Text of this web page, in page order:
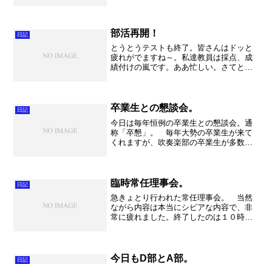
～。でもけじめをつけて、...
日記 部活再開！
とうとうテストも終了。皆さんはドッと
疲れがでますね～。私達教員は採点、成
績付けの嵐です。ああ忙しい。さてとう
入生を迎えての怒涛の日々。...
日記 卒業生との懇談会。
今日は毎年恒例の卒業生との懇談会。通
称「卒懇」。 毎年大勢の卒業生が来て
くれますが、吹奏楽部の卒業生が多数来
ばれるということは本当に...
日記 臨時常任理事会。
急きょとり行われた常任理事会。 当然
ながら内容は本当にシビアな内容で、非
常に疲れました。終了したのは１０時を
最後の練習。 合奏は課題...
日記 今日もD部とA部。